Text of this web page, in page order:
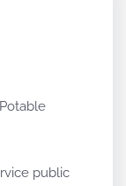
public